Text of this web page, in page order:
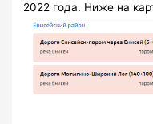
2022 года. Ниже на